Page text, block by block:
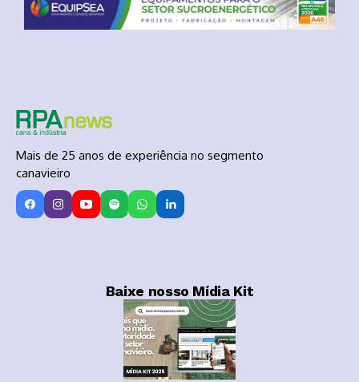
Mais de 25 anos de experiência no segmento
canavieiro
Baixe nosso Mídia Kit